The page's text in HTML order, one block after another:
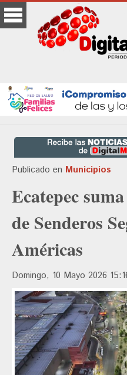
Publicado en Municipios
Ecatepec
de Senderos
Américas
Domingo, 10 Mayo 2026